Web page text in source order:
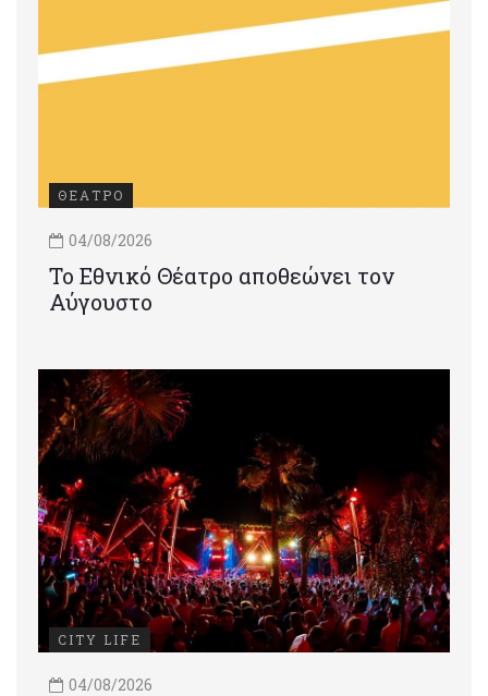
ΘΕΑΤΡΟ
04/08/2026
Το Εθνικό Θέατρο αποθεώνει τον
Αύγουστο
CITY LIFE
04/08/2026